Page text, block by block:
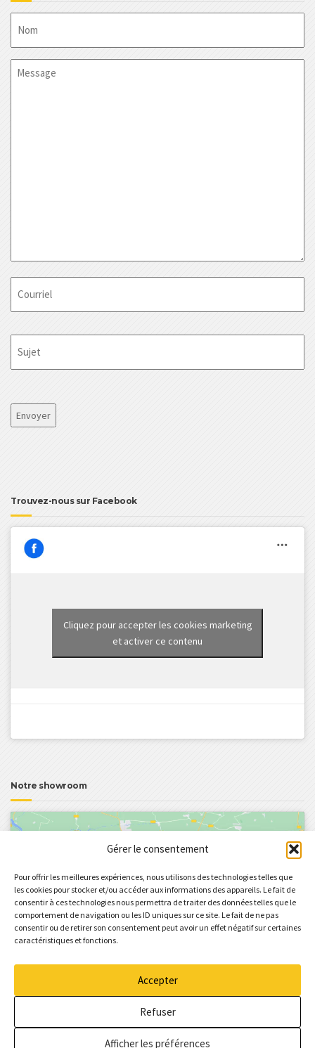
Gérer le consentement
Pour offrir les meilleures expériences, nous utilisons des technologies telles que
les cookies pour stocker et/ou accéder aux informations des appareils. Le fait de
consentir à ces technologies nous permettra de traiter des données telles que le
comportement de navigation ou les ID uniques sur ce site. Le fait de ne pas
consentir ou de retirer son consentement peut avoir un effet négatif sur certaines
caractéristiques et fonctions.
Accepter
Refuser
Afficher les préférences
Message
CAPTCHA
Trouvez-nous sur Facebook
Cliquez pour accepter les cookies marketing
et activer ce contenu
Notre showroom
Cliquez pour accepter les cookies marketing
et activer ce contenu